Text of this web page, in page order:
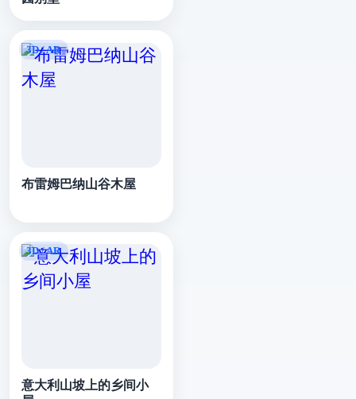
布雷姆巴纳山谷木屋
意大利山坡上的乡间小